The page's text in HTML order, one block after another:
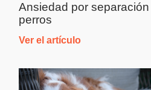
Ansiedad por separación
perros
Ver el artículo